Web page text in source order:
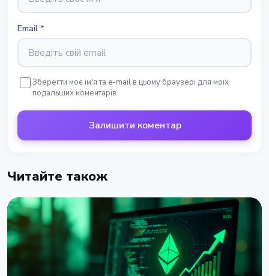
Email *
Зберегти моє ім'я та e-mail в цьому браузері для моїх
подальших коментарів
Залишити коментар
Читайте також